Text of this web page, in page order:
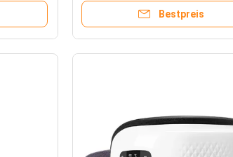
Bestpreis